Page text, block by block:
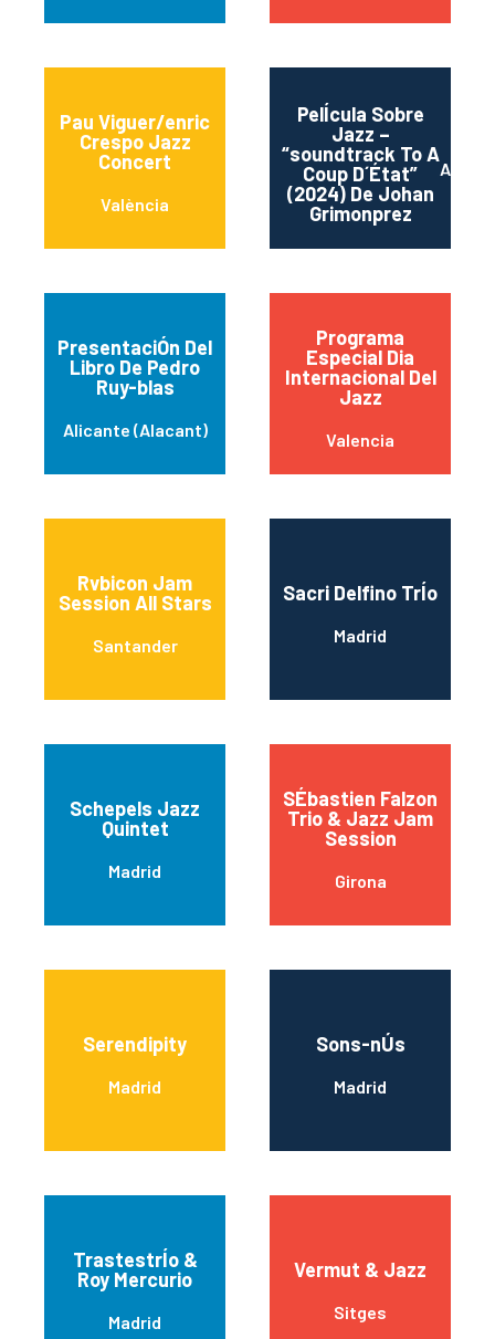
Pau Viguer/enric
Crespo Jazz
Concert
València
PelÍcula Sobre
Jazz –
“soundtrack To A
Coup D´État”
(2024) De Johan
Grimonprez
PresentaciÓn Del
Libro De Pedro
Ruy-blas
Alicante (Alacant)
Programa
Especial Dia
Internacional Del
Jazz
Valencia
Rvbicon Jam
Session All Stars
Santander
Sacri Delfino TrÍo
Madrid
Schepels Jazz
Quintet
Madrid
SÉbastien Falzon
Trio & Jazz Jam
Session
Girona
Serendipity
Madrid
Sons-nÚs
Madrid
TrastestrÍo &
Roy Mercurio
Madrid
Vermut & Jazz
Sitges